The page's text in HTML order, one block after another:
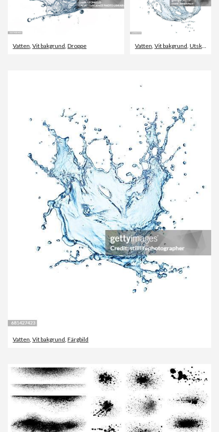
Vatten, Vit bakgrund, Droppe Vatten, Vit bakgrund, Utskuren bild
Vatten, Vit bakgrund, Färgbild